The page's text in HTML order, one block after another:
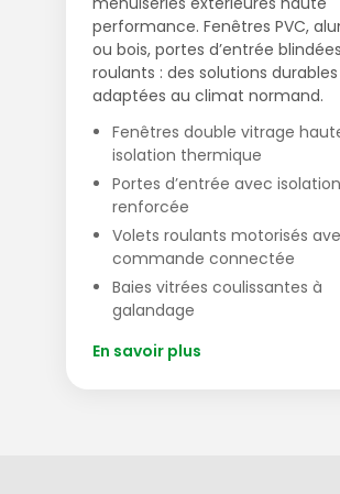
performance. Fenêtres PVC,
ou bois, portes d’entrée
roulants : des solutions durables
adaptées au climat normand.
Fenêtres double vitrage
isolation thermique
Portes d’entrée avec isolation
renforcée
Volets roulants motorisés
commande connectée
Baies vitrées coulissantes à
galandage
En savoir plus